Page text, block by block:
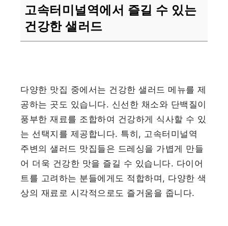
고속터미널역에서 즐길 수 있는
건강한 샐러드
다양한 맛집 중에서는 건강한 샐러드 메뉴를 제
공하는 곳도 있습니다. 신선한 채소와 단백질이
풍부한 재료를 조합하여 건강하게 식사할 수 있
는 선택지를 제공합니다. 특히, 고속터미널역
주변의 샐러드 맛집들은 드레싱을 가볍게 만들
어 더욱 건강한 맛을 즐길 수 있습니다. 다이어
트를 고려하는 분들에게도 적합하며, 다양한 색
상의 재료로 시각적으로도 즐거움을 줍니다.